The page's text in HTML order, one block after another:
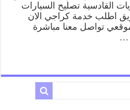
القادسية تصليح السيارات
اطلب خدمة كراجي الان
تواصل معنا مباشرة